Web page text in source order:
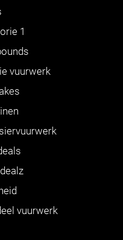
1
vuurwerk
vuurwerk